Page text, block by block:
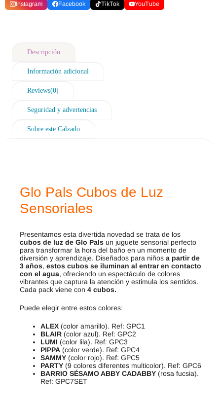
Instagram Facebook TikTok YouTube
Descripción
Información adicional
Reviews(0)
Seguridad y advertencias
Sobre este Calzado
Glo Pals Cubos de Luz
Sensoriales
Presentamos esta divertida novedad se trata de los
cubos de luz de Glo Pals un juguete sensorial perfecto
para transformar la hora del baño en un momento de
diversión y aprendizaje. Diseñados para niños a partir de
3 años, estos cubos se iluminan al entrar en contacto
con el agua, ofreciendo un espectáculo de colores
vibrantes que captura la atención y estimula los sentidos.
Cada pack viene con 4 cubos.
Puede elegir entre estos colores:
ALEX (color amarillo). Ref: GPC1
BLAIR (color azul). Ref: GPC2
LUMI (color lila). Ref: GPC3
PIPPA (color verde). Ref: GPC4
SAMMY (color rojo). Ref: GPC5
PARTY (9 colores diferentes multicolor). Ref: GPC6
BARRIO SÉSAMO ABBY CADABBY (rosa fucsia).
Ref: GPC7SET